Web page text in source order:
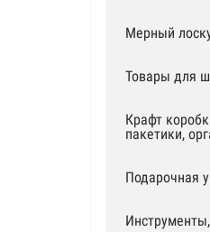
Мерный
Товары для
Крафт
пакетики,
Подарочная